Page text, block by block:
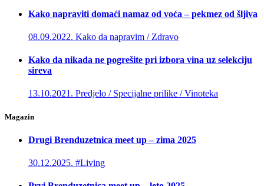
Kako napraviti domaći namaz od voća – pekmez od šljiva
08.09.2022. Kako da napravim / Zdravo
Kako da nikada ne pogrešite pri izbora vina uz selekciju
sireva
13.10.2021. Predjelo / Specijalne prilike / Vinoteka
Magazin
Drugi Brenduzetnica meet up – zima 2025
30.12.2025. #Living